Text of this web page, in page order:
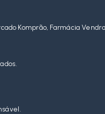
Komprão, Farmácia